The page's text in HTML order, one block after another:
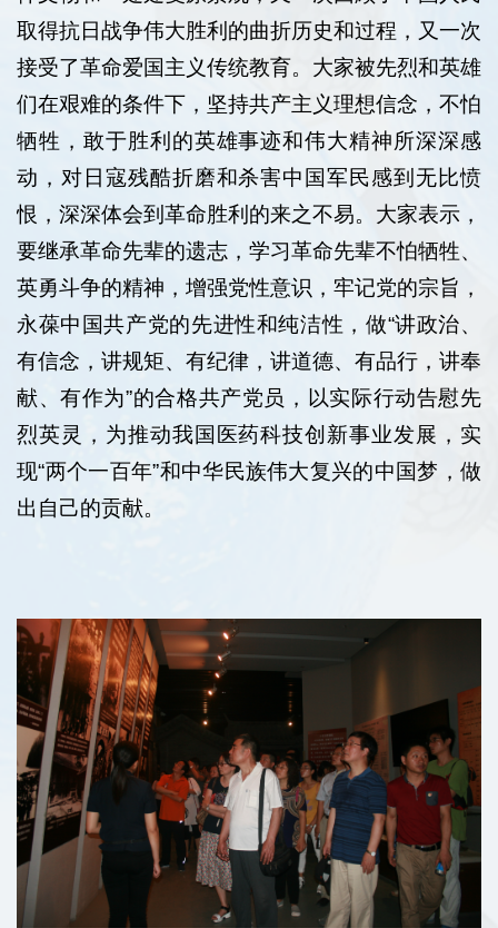
取得抗日战争伟大胜利的曲折历史和过程，又一次
接受了革命爱国主义传统教育。大家被先烈和英雄
们在艰难的条件下，坚持共产主义理想信念，不怕
牺牲，敢于胜利的英雄事迹和伟大精神所深深感
动，对日寇残酷折磨和杀害中国军民感到无比愤
恨，深深体会到革命胜利的来之不易。大家表示，
要继承革命先辈的遗志，学习革命先辈不怕牺牲、
英勇斗争的精神，增强党性意识，牢记党的宗旨，
永葆中国共产党的先进性和纯洁性，做“讲政治、
有信念，讲规矩、有纪律，讲道德、有品行，讲奉
献、有作为”的合格共产党员，以实际行动告慰先
烈英灵，为推动我国医药科技创新事业发展，实
现“两个一百年”和中华民族伟大复兴的中国梦，做
出自己的贡献。